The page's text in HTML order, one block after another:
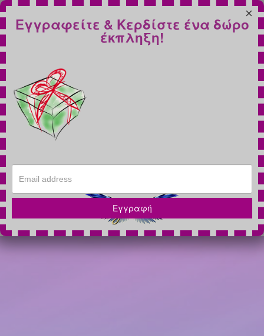
×
Εγγραφείτε & Κερδίστε ένα δώρο
έκπληξη!
Εγγραφή